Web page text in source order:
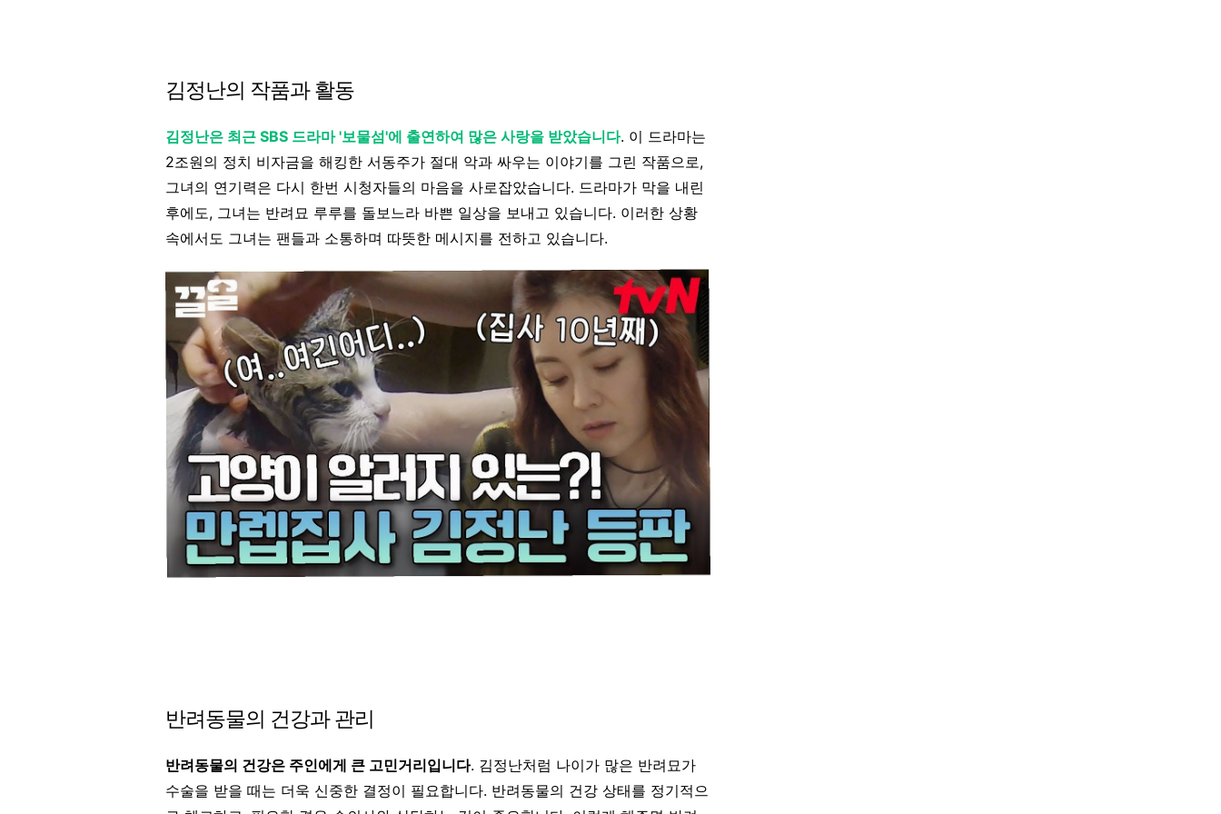
김정난의 작품과 활동
김정난은 최근 SBS 드라마 '보물섬'에 출연하여 많은 사랑을 받았습니다. 이 드라마는
2조원의 정치 비자금을 해킹한 서동주가 절대 악과 싸우는 이야기를 그린 작품으로,
그녀의 연기력은 다시 한번 시청자들의 마음을 사로잡았습니다. 드라마가 막을 내린
후에도, 그녀는 반려묘 루루를 돌보느라 바쁜 일상을 보내고 있습니다. 이러한 상황
속에서도 그녀는 팬들과 소통하며 따뜻한 메시지를 전하고 있습니다.
반려동물의 건강과 관리
반려동물의 건강은 주인에게 큰 고민거리입니다. 김정난처럼 나이가 많은 반려묘가
수술을 받을 때는 더욱 신중한 결정이 필요합니다. 반려동물의 건강 상태를 정기적으